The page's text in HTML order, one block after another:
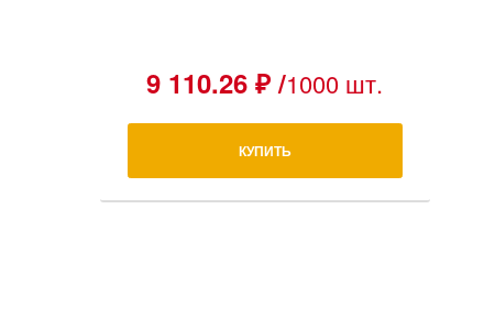
9 110.26 ₽ /1000 шт.
КУПИТЬ